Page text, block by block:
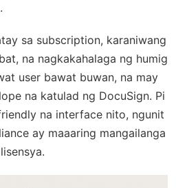
sa subscription, karaniwang
na nagkakahalaga ng humig
user bawat buwan, na may
na katulad ng DocuSign. Pi
na interface nito, ngunit
ay maaaring mangailanga